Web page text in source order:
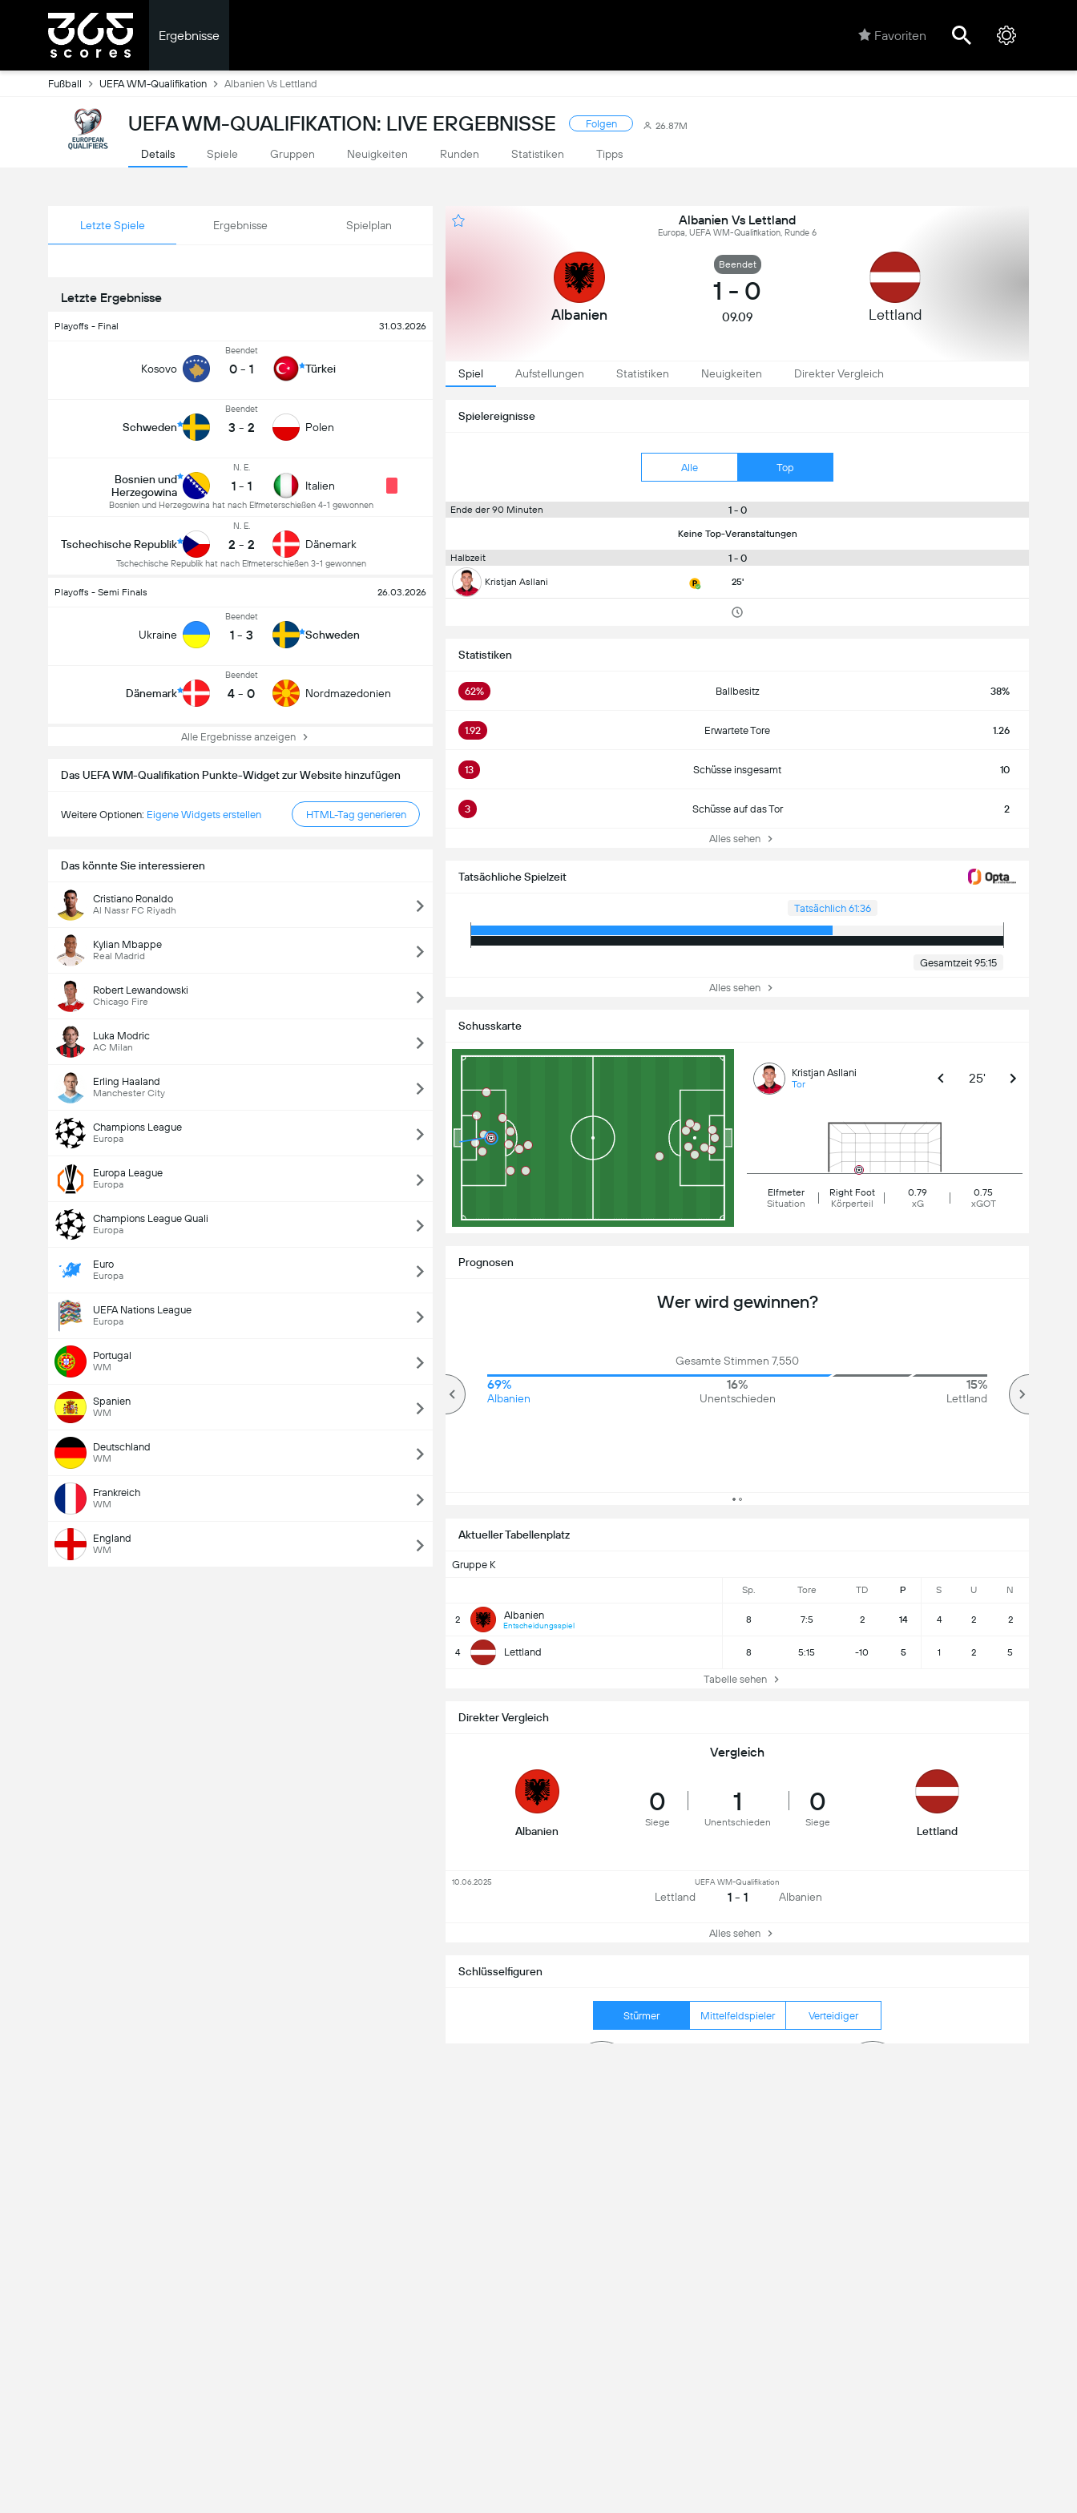
Ergebnisse Favoriten
Fußball UEFA WM-Qualifikation Albanien Vs Lettland
UEFA WM-QUALIFIKATION: LIVE ERGEBNISSE Folgen 26.87M
Details Spiele Gruppen Neuigkeiten Runden Statistiken Tipps
Letzte Spiele Ergebnisse Spielplan
Letzte Ergebnisse
Playoffs - Final 31.03.2026
Kosovo
Beendet
0 - 1 Türkei
Schweden
Beendet
3 - 2 Polen
Bosnien und
Herzegowina
N. E.
1 - 1
Bosnien und Herzegowina hat nach Elfmeterschießen 4-1 gewonnen
Italien
Tschechische Republik
N. E.
2 - 2
Tschechische Republik hat nach Elfmeterschießen 3-1 gewonnen
Dänemark
Playoffs - Semi Finals 26.03.2026
Ukraine
Beendet
1 - 3 Schweden
Dänemark
Beendet
4 - 0 Nordmazedonien
Alle Ergebnisse anzeigen
Das UEFA WM-Qualifikation Punkte-Widget zur Website hinzufügen
Weitere Optionen: Eigene Widgets erstellen HTML-Tag generieren
Das könnte Sie interessieren
Cristiano Ronaldo
Al Nassr FC Riyadh
Kylian Mbappe
Real Madrid
Robert Lewandowski
Chicago Fire
Luka Modric
AC Milan
Erling Haaland
Manchester City
Champions League
Europa
Europa League
Europa
Champions League Quali
Europa
Euro
Europa
UEFA Nations League
Europa
Portugal
WM
Spanien
WM
Deutschland
WM
Frankreich
WM
England
WM
Albanien Vs Lettland
Europa, UEFA WM-Qualifikation, Runde 6
Albanien
Beendet
1 - 0
09.09 Lettland
Spiel Aufstellungen Statistiken Neuigkeiten Direkter Vergleich
Spielereignisse
Alle Top
Ende der 90 Minuten 1 - 0
Keine Top-Veranstaltungen
Halbzeit 1 - 0
Kristjan Asllani 25'
Schlüsselfiguren
Stürmer Mittelfeldspieler Verteidiger
Statistiken
62% Ballbesitz 38%
1.92 Erwartete Tore 1.26
13 Schüsse insgesamt 10
3 Schüsse auf das Tor 2
Alles sehen
Tatsächliche Spielzeit
Tatsächlich 61:36
Gesamtzeit 95:15
Alles sehen
Schusskarte
Kristjan Asllani
Tor 25'
Elfmeter
Situation
Right Foot
Körperteil
0.79
xG
0.75
xGOT
Aktueller Tabellenplatz
Gruppe K
Sp. Tore TD P S U N
2 Albanien
Entscheidungsspiel
8 7:5 2 14 4 2 2
4 Lettland 8 5:15 -10 5 1 2 5
Tabelle sehen
Prognosen
Wer wird gewinnen?
Gesamte Stimmen 7,550
69%
Albanien
16%
Unentschieden
15%
Lettland
Gesamtanzahl Tore im Spiel (2.5)
Direkter Vergleich
Vergleich
Albanien
0
Siege
1
Unentschieden
0
Siege
Lettland
Lettland
UEFA WM-Qualifikation
1 - 1 Albanien
10.06.2025
Alles sehen